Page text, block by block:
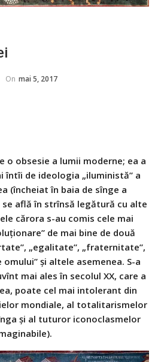
On mai 5, 2017
o obsesie a lumii moderne; ea a
de ideologia „iluministă” a
(încheiat în baia de sînge a
se află în strînsă legătură cu alte
cărora s-au comis cele mai
de mai bine de două
„egalitate”, „fraternitate”,
şi altele asemenea. S-a
mai ales în secolul XX, care a
poate cel mai intolerant din
mondiale, al totalitarismelor
şi al tuturor iconoclasmelor